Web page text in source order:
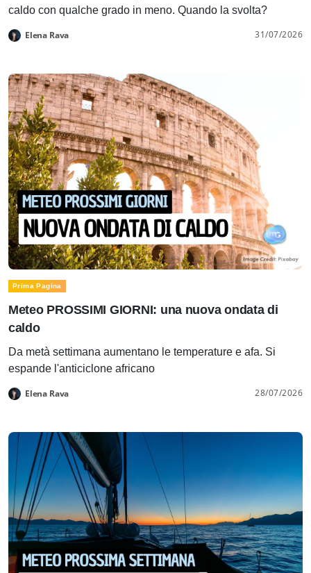
caldo con qualche grado in meno. Quando la svolta?
Elena Rava 31/07/2026
Prima Pagina
Meteo PROSSIMI GIORNI: una nuova ondata di
caldo
Da metà settimana aumentano le temperature e afa. Si
espande l'anticiclone africano
Elena Rava 28/07/2026